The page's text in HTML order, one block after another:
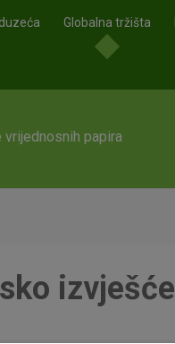
Globalna tržišta
vrijednosnih papira
izvješće